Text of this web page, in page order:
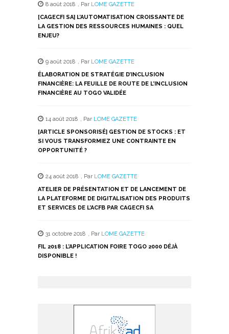
une
nouvelle
fenêtre)
une
nouvelle
fenêtre)
une
nouvelle
fenêtre)
une
nouvelle
fenêtre)
nouvelle
fenêtre)
8 août 2018 , Par LOME GAZETTE
[CAGECFI SA] L’AUTOMATISATION CROISSANTE DE
LA GESTION DES RESSOURCES HUMAINES : QUEL
ENJEU?
9 août 2018 , Par LOME GAZETTE
ÉLABORATION DE STRATÉGIE D’INCLUSION
FINANCIÈRE: LA FEUILLE DE ROUTE DE L’INCLUSION
FINANCIÈRE AU TOGO VALIDÉE
14 août 2018 , Par LOME GAZETTE
[ARTICLE SPONSORISÉ] GESTION DE STOCKS : ET
SI VOUS TRANSFORMIEZ UNE CONTRAINTE EN
OPPORTUNITÉ ?
24 août 2018 , Par LOME GAZETTE
ATELIER DE PRÉSENTATION ET DE LANCEMENT DE
LA PLATEFORME DE DIGITALISATION DES PRODUITS
ET SERVICES DE L’ACFB PAR CAGECFI SA
31 octobre 2018 , Par LOME GAZETTE
FIL 2018 : L’APPLICATION FOIRE TOGO 2000 DÉJÀ
DISPONIBLE !